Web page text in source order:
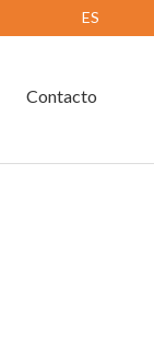
ES
Contacto